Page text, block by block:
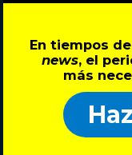
En tiempos
news, el
más